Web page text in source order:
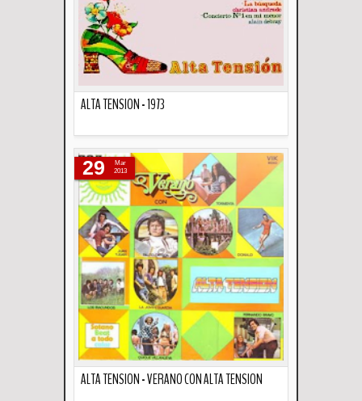
ALTA TENSION - 1973
ALTA TENSION - VERANO CON ALTA TENSION
29
Mar
2013